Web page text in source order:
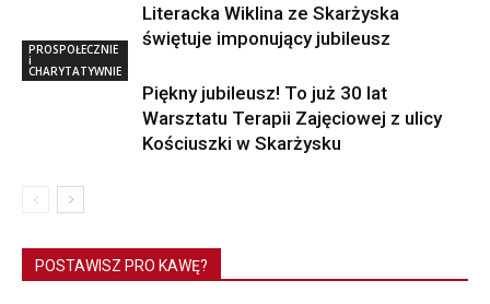
Literacka Wiklina ze Skarżyska
świętuje imponujący jubileusz
PROSPOŁECZNIE
i
CHARYTATYWNIE
Piękny jubileusz! To już 30 lat
Warsztatu Terapii Zajęciowej z ulicy
Kościuszki w Skarżysku
POSTAWISZ PRO KAWĘ?